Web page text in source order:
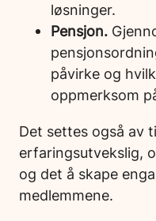
løsninger.
Pensjon.
påvirke og
oppmerksom
Det settes også av
erfaringsutvekslig,
og det å skape
medlemmene.